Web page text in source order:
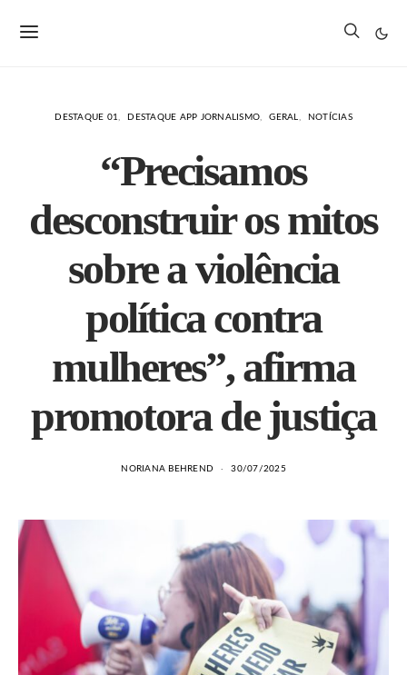
DESTAQUE 01 DESTAQUE APP JORNALISMO GERAL NOTÍCIAS
“Precisamos
desconstruir os mitos
sobre a violência
política contra
mulheres”, afirma
promotora de justiça
NORIANA BEHREND 30/07/2025